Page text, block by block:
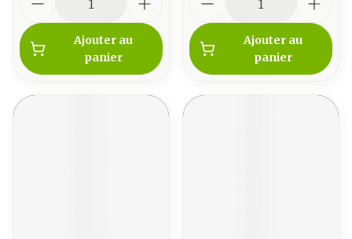
Ajouter au
panier
Ajouter au
panier